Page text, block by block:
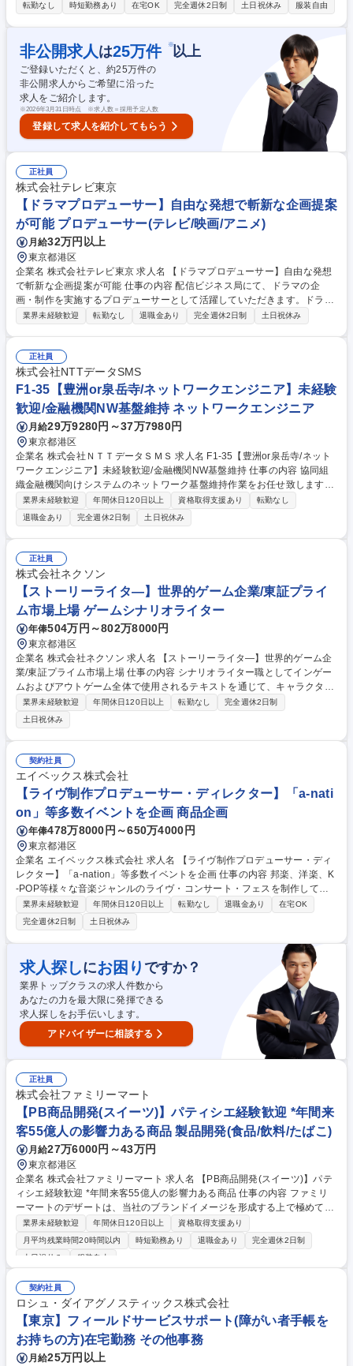
らの問い合わせ対応/マニュアル作成や売上データ等の資料作成/AIツール
(Microsoft Copilot、ChatGPT等)を活用したAIエージェント作成や問い合
わせ対応の業務改善 【働き方】TeamsやGmailを活用しています。障がい
配慮に関する面談や在宅勤務など、無理なく柔軟に働ける環境を整えてい
ます。 募集職種 【障がい者採用/契約社員】内勤オペレーション(Microsoft
製品担当)・業務改善
転勤なし 時短勤務あり 在宅OK 完全週休2日制 土日祝休み 服装自由
非公開求人 は25万件 ※以上
ご登録いただくと、約25万件の
非公開求人からご希望に沿った
求人をご紹介します。
※2026年3月31日時点 ※求人数＝採用予定人数
登録して求人を紹介してもらう
正社員
株式会社テレビ東京
【ドラマプロデューサー】自由な発想で斬新な企画提案
が可能 プロデューサー(テレビ/映画/アニメ)
月給32万円以上
東京都港区
企業名 株式会社テレビ東京 求人名 【ドラマプロデューサー】自由な発想
で斬新な企画提案が可能 仕事の内容 配信ビジネス局にて、ドラマの企
画・制作を実施するプロデューサーとして活躍していただきます。ドラマ
や映画のプロデュース経験などを活かし、テレビ局の新しいドラマ企画の
ます。地上波放送だけでなくTVerや動画配信サービス、さらには海外でも
ヒットにつながるような魅力的なコンテンツを制作し、多角的に盛り上げ
られるプロデューサーとして活躍して頂きます。テレビ東京の全8枠（20
25年時点）と映画の企画・制作を担当する部門です。 募集職種 【ドラマ
プロデューサー】自由な発想で斬新な企画提案が可能
業界未経験歓迎 転勤なし 退職金あり 完全週休2日制 土日祝休み
正社員
株式会社NTTデータSMS
F1-35【豊洲or泉岳寺/ネットワークエンジニア】未経験
歓迎/金融機関NW基盤維持 ネットワークエンジニア
月給29万9280円～37万7980円
東京都港区
企業名 株式会社ＮＴＴデータＳＭＳ 求人名 F1-35【豊洲or泉岳寺/ネット
ワークエンジニア】未経験歓迎/金融機関NW基盤維持 仕事の内容 協同組
織金融機関向けシステムのネットワーク基盤維持作業をお任せ致します。
【詳細】客先常駐（チーム構成：当社員のみ）/夜勤なし。基本無し。イベ
ント対応やシステム移行等の対応時に限り夜間休日での勤務有。 （約6回/
年）【魅力】全国規模のシステムにおいて、サーバの維持管理、システム
構築に携わることで、幅広い知識と経験を得ることができます。 (変更の
範囲）情報システムの運用管理業務、その他付随する業務 【2024年度実
績】 ●有給取得率：93% ●全社平均月間残業：24時間 募集職種 F1-35【豊
洲or泉岳寺/ネットワークエンジニア】未経験歓迎/金融機関NW基盤維持
業界未経験歓迎 年間休日120日以上 資格取得支援あり
転勤なし
退職金あり
完全週休2日制 土日祝休み
正社員
株式会社ネクソン
【ストーリーライタ―】世界的ゲーム企業/東証プライ
ム市場上場 ゲームシナリオライター
年俸504万円～802万8000円
東京都港区
企業名 株式会社ネクソン 求人名 【ストーリーライタ―】世界的ゲーム企
業/東証プライム市場上場 仕事の内容 シナリオライター職としてインゲー
ムおよびアウトゲーム全体で使用されるテキストを通じて、キャラクター
の個性や物語の流れ、イベント演出を明確に伝え、ユーザーが世界観に没
入できるようにする役割を担います。 ■インゲーム/アウトゲームテキスト
のリライト ■キャラクターセリフ、ストーリー台本の作成 ■イベント、ク
エスト、シナリオテキスト制作 ■世界観・キャラクター設定を反映した文
章設計 ■企画・開発・L10N、LQAとの連携 ■テキスト修正および品質管理
募集職種 【ストーリーライタ―】世界的ゲーム企業/東証プライム市場上
場
業界未経験歓迎 年間休日120日以上 転勤なし
完全週休2日制
土日祝休み
契約社員
エイベックス株式会社
【ライヴ制作プロデューサー・ディレクター】「a-nati
on」等多数イベントを企画 商品企画
年俸478万8000円～650万4000円
東京都港区
企業名 エイベックス株式会社 求人名 【ライヴ制作プロデューサー・ディ
レクター】「a-nation」等多数イベントを企画 仕事の内容 邦楽、洋楽、K
-POP等様々な音楽ジャンルのライヴ・コンサート・フェスを制作してい
る部署にて、ライヴ制作プロデューサー又はディレクターとして企画・制
作業務をご担当。下記業務を経験に応じてお任せします。 【詳細】■ライ
ヴ・コンサート・フェス等のプロデュース・制作進行業務全般 ■興行内容
の企画提案 ■予算管理 ・進行管理 ■スタッフ管理■アーティスト対応 ■終
演後の精算 ■社内事務業務 等 【魅力】グループとしてレーベル機能を併
せ持っており、アーティスト発掘をレーベルと一緒に手掛けることが可
能。協賛営業、チケット販売、FCなどの機能が社内にあり、同じ目線で
進めていけます。 募集職種 【ライヴ制作プロデューサー・ディレクタ
ー】「a-nation」等多数イベントを企画
業界未経験歓迎 年間休日120日以上 転勤なし 退職金あり
在宅OK
完全週休2日制
土日祝休み
求人探しにお困り ですか？
業界トップクラスの求人件数から
あなたの力を最大限に発揮できる
求人探しをお手伝いします。
アドバイザーに相談する
正社員
株式会社ファミリーマート
【PB商品開発(スイーツ)】パティシエ経験歓迎 *年間来
客55億人の影響力ある商品 製品開発(食品/飲料/たばこ)
月給27万6000円～43万円
東京都港区
企業名 株式会社ファミリーマート 求人名 【PB商品開発(スイーツ)】パテ
ィシエ経験歓迎 *年間来客55億人の影響力ある商品 仕事の内容 ファミリ
ーマートのデザートは、当社のブランドイメージを形成する上で極めて重
要なカテゴリーです。あなたの生み出す商品が、お客様の心を動かし、コ
ンビニスイーツの常識を変える力となります。 【業務概要･やりがい】 商
品MD(デザート)の役割は、お客様の日常にちょっとした楽しみをお届け
は、その技術とアイデアを存分に発揮していただけます。 【具体的には】
■新商品の企画･開発 ■商品化プロセスの推進 ■販売計画の立案 募集職種
【PB商品開発(スイーツ)】パティシエ経験歓迎 *年間来客55億人の影響力
ある商品
業界未経験歓迎 年間休日120日以上
資格取得支援あり
月平均残業時間20時間以内
時短勤務あり 退職金あり
完全週休2日制
土日祝休み
服装自由
契約社員
ロシュ・ダイアグノスティックス株式会社
【東京】フィールドサービスサポート(障がい者手帳を
お持ちの方)在宅勤務 その他事務
月給25万円以上